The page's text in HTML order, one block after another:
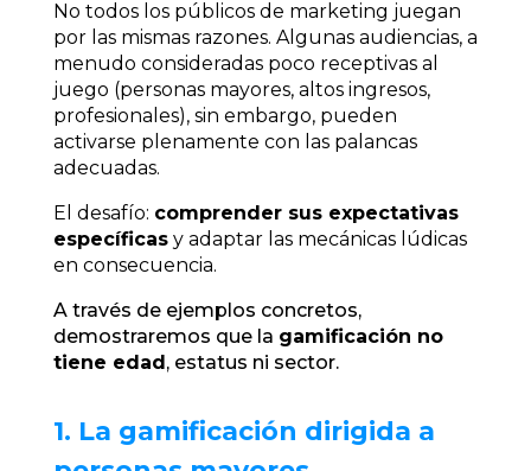
No todos los públicos de marketing juegan
por las mismas razones. Algunas audiencias, a
menudo consideradas poco receptivas al
juego (personas mayores, altos ingresos,
profesionales), sin embargo, pueden
activarse plenamente con las palancas
adecuadas.
El desafío: comprender sus expectativas
específicasy adaptar las mecánicas lúdicas
en consecuencia.
A través de ejemplos concretos,
demostraremos que la gamificación no
tiene edad, estatus ni sector.
1. La gamificación dirigida a